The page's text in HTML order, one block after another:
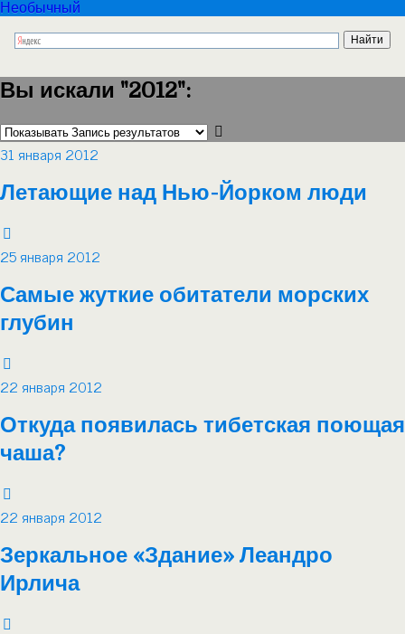
Необычный
Вы искали "2012":
31 января 2012
Летающие над Нью-Йорком люди
25 января 2012
Самые жуткие обитатели морских
глубин
22 января 2012
Откуда появилась тибетская поющая
чаша?
22 января 2012
Зеркальное «Здание» Леандро
Ирлича